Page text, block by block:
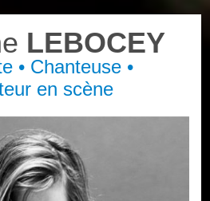
LEBOCEY
• Chanteuse •
en scène